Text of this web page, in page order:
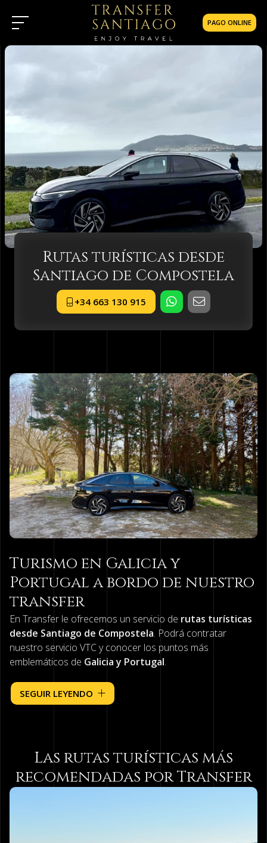
PAGO ONLINE
Rutas turísticas desde
Santiago de Compostela
+34 663 130 915
Turismo en Galicia y
Portugal a bordo de nuestro
transfer
En Transfer le ofrecemos un servicio de rutas turísticas
desde Santiago de Compostela. Podrá contratar
nuestro servicio VTC y conocer los puntos más
emblemáticos de Galicia y Portugal.
Apueste por nuestro transfer en Santiago para hacer
turismo de forma cómoda y sin tener que preocuparse
de la zona.
SEGUIR LEYENDO
Las rutas turísticas más
recomendadas por Transfer